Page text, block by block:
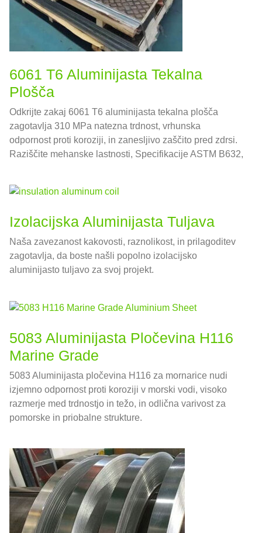
6061 T6 Aluminijasta Tekalna
Plošča
Odkrijte zakaj 6061 T6 aluminijasta tekalna plošča
zagotavlja 310 MPa natezna trdnost, vrhunska
odpornost proti koroziji, in zanesljivo zaščito pred zdrsi.
Raziščite mehanske lastnosti, Specifikacije ASTM B632,
Izolacijska Aluminijasta Tuljava
Naša zavezanost kakovosti, raznolikost, in prilagoditev
zagotavlja, da boste našli popolno izolacijsko
aluminijasto tuljavo za svoj projekt.
5083 Aluminijasta Pločevina H116
Marine Grade
5083 Aluminijasta pločevina H116 za mornarice nudi
izjemno odpornost proti koroziji v morski vodi, visoko
razmerje med trdnostjo in težo, in odlična varivost za
pomorske in priobalne strukture.